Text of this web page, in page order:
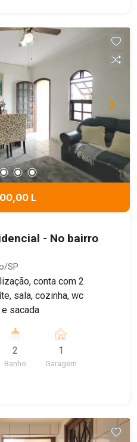
L
- No bairro
SP
conta com 2
sala, cozinha, wc
sacada
2
Banho
1
Garagem